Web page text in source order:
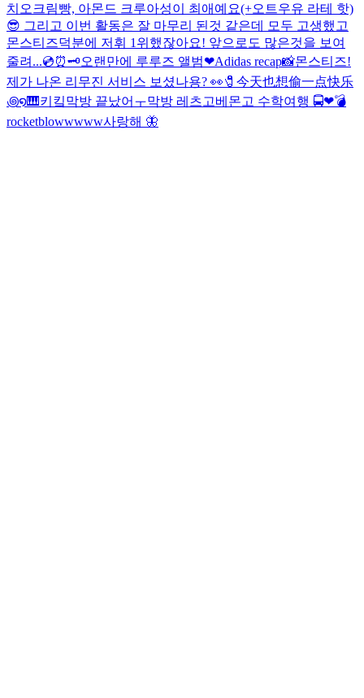
치오크림빵, 아몬드 크루아성이 최애예요(+오트우유 라테 핫)
😎 그리고 이번 활동은 잘 마무리 된것 같은데 모두 고생했고
몬스티즈덕분에 저휘 1위했잖아요! 앞으로도 많은것을 보여
줄려...💿⏰🗝️오랜만에 루루즈 앨범❤︎Adidas recap📸몬스티즈!
제가 나온 리무진 서비스 보셨나용? 👀🧷今天也想偷一点快乐
꩜໑🎹키킼막방 끝났어ㅜ막방 레츠고베몬고 수학여행 🚍❤︎💣
rocketblowwwww사랑해 🦋